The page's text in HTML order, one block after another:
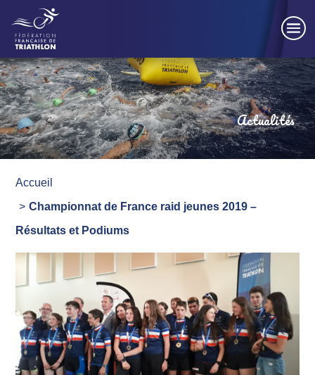
Actualités
Accueil
Championnat de France raid jeunes 2019 –
Résultats et Podiums
Panneau de gestion des cookies